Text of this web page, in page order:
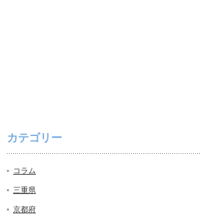
カテゴリー
コラム
三重県
京都府